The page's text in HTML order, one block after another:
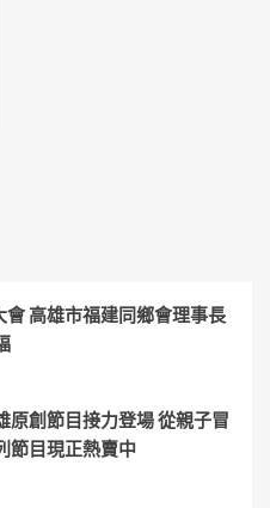
高雄市福建同鄉會理事長
原創節目接力登場 從親子冒
節目現正熱賣中